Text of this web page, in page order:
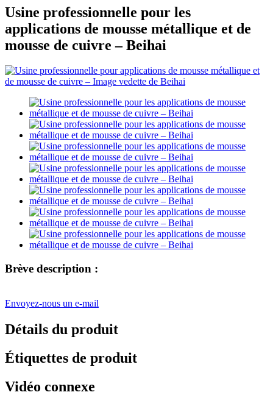
Usine professionnelle pour les
applications de mousse métallique et de
mousse de cuivre – Beihai
Brève description :
Envoyez-nous un e-mail
Détails du produit
Étiquettes de produit
Vidéo connexe